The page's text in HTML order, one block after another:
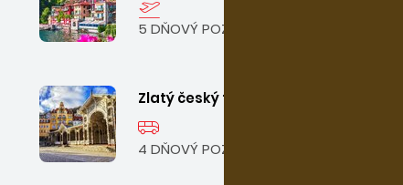
5 DŇOVÝ POZNÁVACÍ ZÁJAZD
Zlatý český trojuholník
4 DŇOVÝ POZNÁVACÍ ZÁJAZD